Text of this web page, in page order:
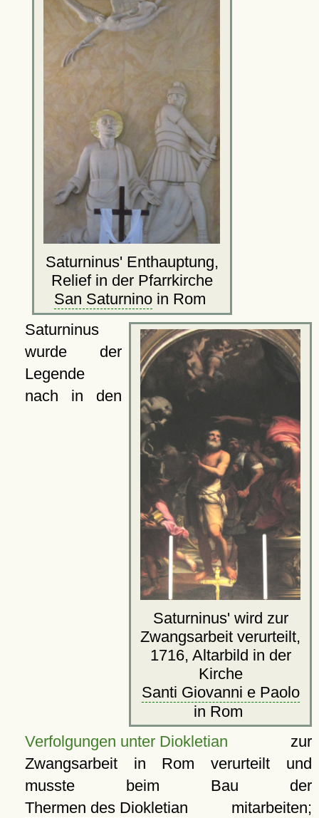
Saturninus' Enthauptung,
Relief in der Pfarrkirche
San Saturninoin Rom
Saturninus' wird zur
Zwangsarbeit verurteilt,
1716, Altarbild in der
Kirche
Santi Giovanni e Paolo
in Rom
Saturninus
wurde der
Legende
nach in den
Verfolgungen unter Diokletian zur
Zwangsarbeit in Rom verurteilt und
musste beim Bau der
Thermen des Diokletian mitarbeiten;